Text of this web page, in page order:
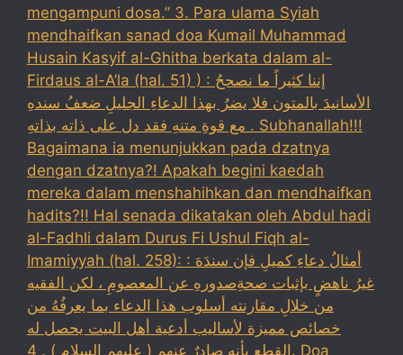
mengampuni dosa.” 3. Para ulama Syiah
mendhaifkan sanad doa Kumail Muhammad
Husain Kasyif al-Ghitha berkata dalam al-
Firdaus al-A’la (hal. 51) ) : إننا كثيراً ما نصححُ
الأسانيدَ بالمتون فلا يضرُ بهذا الدعاءِ الجليلِ ضعفُ سندهِ
مع قوةِ متنهِ فقد دل على ذاته بذاتهِ . Subhanallah!!!
Bagaimana ia menunjukkan pada dzatnya
dengan dzatnya?! Apakah begini kaedah
mereka dalam menshahihkan dan mendhaifkan
hadits?!! Hal senada dikatakan oleh Abdul hadi
al-Fadhli dalam Durus Fi Ushul Fiqh al-
Imamiyyah (hal. 258): : أمثالُ دعاءِ كميلِ فإن سندَهَ
غيرُ ناهضٍ بإثبات صحةِصدورهِ عن المعصومِ ، لكن الفقيه
من خلالِ مقارنته أسلوب هذا الدعاء بما يعرفُهُ من
خصائص مميزة لأساليب أدعية أهل البيت يحصل له
القطع بأنه صادرٌ عنهم ( عليهم السلام ) . 4. Doa